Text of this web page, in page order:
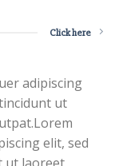
Click here
adipiscing
ut
elit, sed